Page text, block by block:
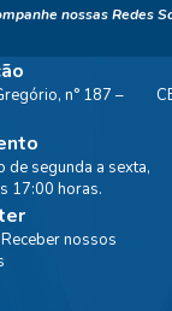
nossas Redes
n° 187 –
de segunda a sexta,
17:00 horas.
nossos